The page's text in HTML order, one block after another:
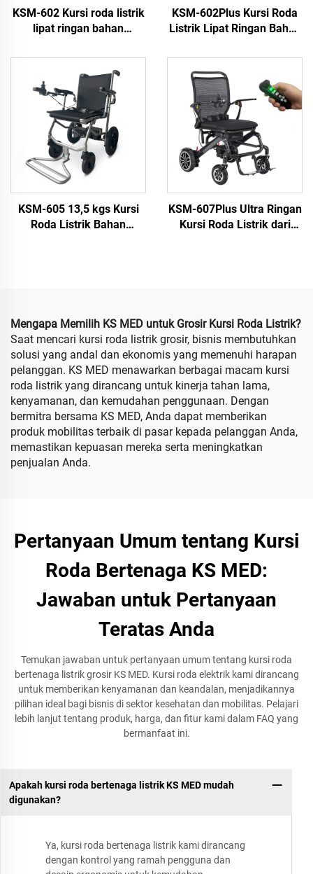
KSM-602 Kursi roda listrik
lipat ringan bahan
portable dengan kontrol
jarak jauh
KSM-602Plus Kursi Roda
Listrik Lipat Ringan Bahan
Recliner Sandaran
Belakang
KSM-605 13,5 kgs Kursi
Roda Listrik Bahan
KSM-607Plus Ultra Ringan
Kursi Roda Listrik dari
Mengapa Memilih KS MED untuk Grosir Kursi Roda Listrik?
Saat mencari kursi roda listrik grosir, bisnis membutuhkan
solusi yang andal dan ekonomis yang memenuhi harapan
pelanggan. KS MED menawarkan berbagai macam kursi
roda listrik yang dirancang untuk kinerja tahan lama,
kenyamanan, dan kemudahan penggunaan. Dengan
bermitra bersama KS MED, Anda dapat memberikan
produk mobilitas terbaik di pasar kepada pelanggan Anda,
memastikan kepuasan mereka serta meningkatkan
penjualan Anda.
Pertanyaan Umum tentang Kursi
Roda Bertenaga KS MED:
Jawaban untuk Pertanyaan
Teratas Anda
Temukan jawaban untuk pertanyaan umum tentang kursi roda
bertenaga listrik grosir KS MED. Kursi roda elektrik kami dirancang
untuk memberikan kenyamanan dan keandalan, menjadikannya
pilihan ideal bagi bisnis di sektor kesehatan dan mobilitas. Pelajari
lebih lanjut tentang produk, harga, dan fitur kami dalam FAQ yang
bermanfaat ini.
Apakah kursi roda bertenaga listrik KS MED mudah
digunakan?
Ya, kursi roda bertenaga listrik kami dirancang
dengan kontrol yang ramah pengguna dan